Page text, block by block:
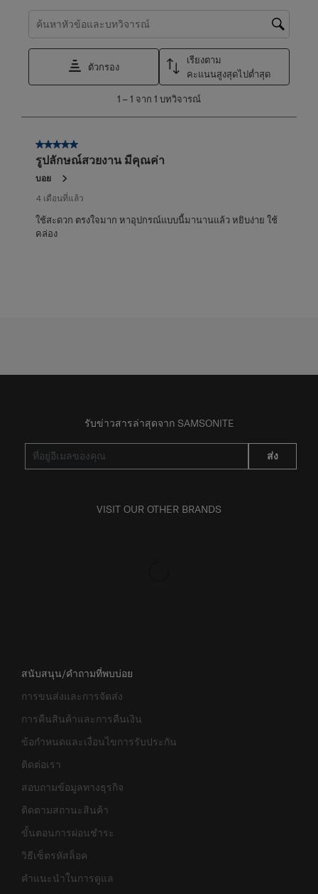
ค้นหาหัวข้อและตรวจสอบภูมิภาคการค้นหา
ตัวกรอง
เรียงตาม
คะแนนสูงสุดไปต่ำสุด
1
วิจารณ์
1 –1 จาก 1 บทวิจารณ์
5 จาก 5 ดาว
รูปลักษณ์สวยงาน มีคุณค่า
บอย
4 เดือนที่แล้ว
ใช้สะดวก ตรงใจมาก หาอุปกรณ์แบบนี้มานานแล้ว หยิบง่าย ใช้
คล่อง
รับข่าวสารล่าสุดจาก SAMSONITE
ส่ง
VISIT OUR OTHER BRANDS
สนับสนุน/คำถามที่พบบ่อย
การขนส่งและการจัดส่ง
การคืนสินค้าและการคืนเงิน
ข้อกำหนดและเงื่อนไขการรับประกัน
ติดต่อเรา
สอบถามข้อมูลทางธุรกิจ
ติดตามสถานะสินค้า
ขั้นตอนการผ่อนชำระ
วิธีเซ็ตรหัสล็อค
คำแนะนำในการดูแล